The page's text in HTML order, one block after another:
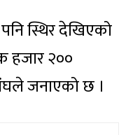
स्थिर देखिएको
हजार २००
जनाएको छ ।